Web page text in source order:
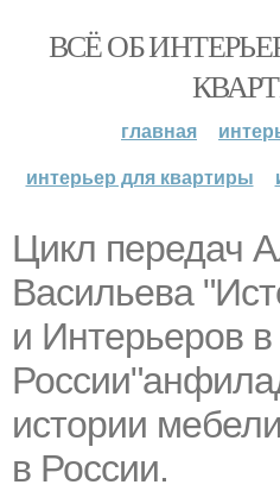
ВСЁ ОБ
главная
интерьер для квартиры
Цикл передач
Васильева
и Интерьеров в
истории
в России.